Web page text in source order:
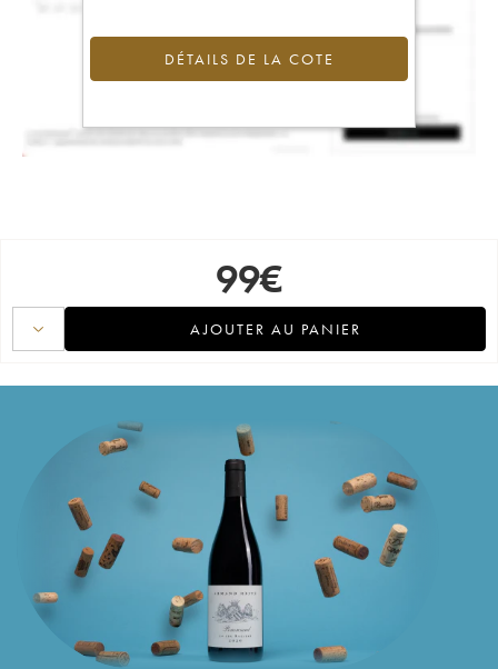
DÉTAILS DE LA COTE
99€
AJOUTER AU PANIER